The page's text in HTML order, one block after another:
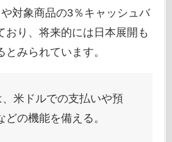
対象商品の3％キャッシュバ
おり、将来的には日本展開も
みられています。
米ドルでの支払いや預
どの機能を備える。